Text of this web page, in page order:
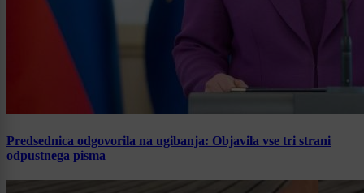
Predsednica odgovorila na ugibanja: Objavila vse tri strani
odpustnega pisma